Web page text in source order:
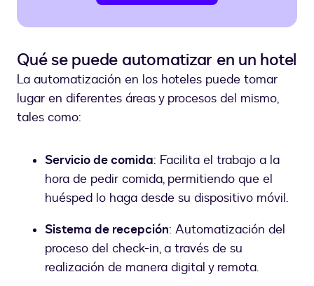
Qué se puede automatizar en un hotel
La automatización en los hoteles puede tomar
lugar en diferentes áreas y procesos del mismo,
tales como:
Servicio de comida: Facilita el trabajo a la
hora de pedir comida, permitiendo que el
huésped lo haga desde su dispositivo móvil.
Sistema de recepción: Automatización del
proceso del check-in, a través de su
realización de manera digital y remota.